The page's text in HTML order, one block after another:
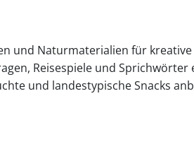
und Naturmaterialien für
Reisespiele und
und landestypische Snacks